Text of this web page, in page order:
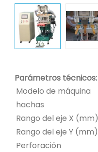
Parámetros técnicos:
Modelo de máquina
hachas
Rango del eje X (mm)
Rango del eje Y (mm)
Perforación